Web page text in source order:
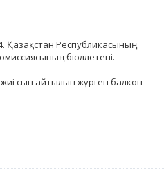
Қазақстан Республикасының
бюллетені.
сын айтылып жүрген балкон –